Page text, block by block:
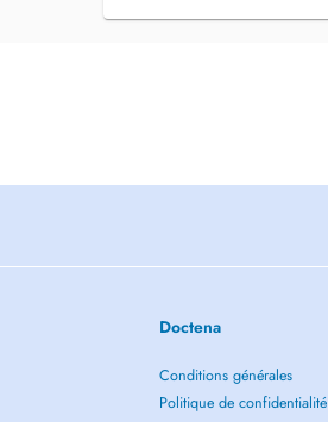
Doctena
Conditions générales
Politique de confidentialité